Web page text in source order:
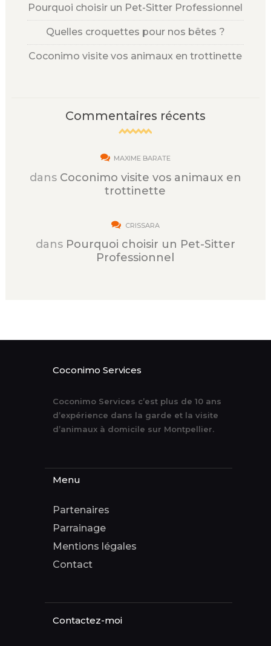
Pourquoi choisir un Pet-Sitter Professionnel
Quelles croquettes pour nos bêtes ?
Coconimo visite vos animaux en trottinette
Commentaires récents
MAXIME BARATE
dans Coconimo visite vos animaux en
trottinette
CRISSARA
dans Pourquoi choisir un Pet-Sitter
Professionnel
Coconimo Services
Coconimo Services c’est plus de 10 ans
d’expérience dans la garde et la visite
d’animaux à domicile sur Montpellier.
Menu
Partenaires
Parrainage
Mentions légales
Contact
Contactez-moi